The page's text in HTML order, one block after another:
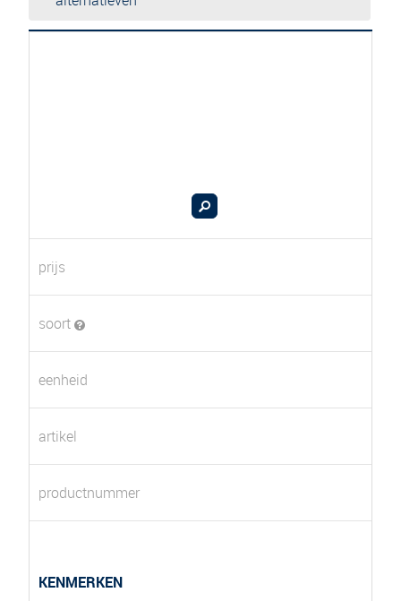
prijs
soort
eenheid
artikel
productnummer
KENMERKEN